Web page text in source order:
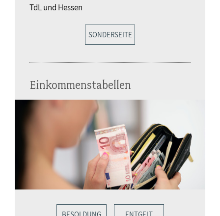
TdL und Hessen
SONDERSEITE
Einkommenstabellen